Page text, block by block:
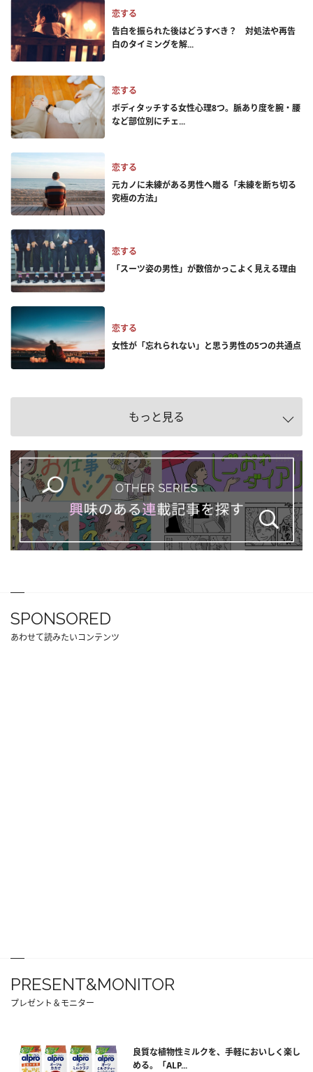
恋する
告白を振られた後はどうすべき？ 対処法や再告
白のタイミングを解...
恋する
ボディタッチする女性心理8つ。脈あり度を腕・腰
など部位別にチェ...
恋する
元カノに未練がある男性へ贈る「未練を断ち切る
究極の方法」
恋する
「スーツ姿の男性」が数倍かっこよく見える理由
恋する
女性が「忘れられない」と思う男性の5つの共通点
もっと見る
SPONSORED
あわせて読みたいコンテンツ
PRESENT&MONITOR
プレゼント＆モニター
良質な植物性ミルクを、手軽においしく楽し
める。「ALP...